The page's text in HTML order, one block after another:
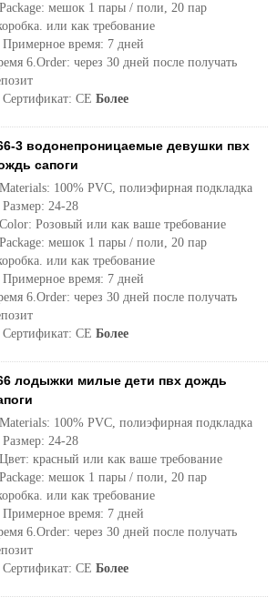
мешок 1 пары / поли, 20 пар
или как требование
Примерное время: 7 дней
6.Order: через 30 дней после получать
Сертификат: CE Более
3 водонепроницаемые девушки пвх
сапоги
100% PVC, полиэфирная подкладка
Размер: 24-28
Розовый или как ваше требование
мешок 1 пары / поли, 20 пар
или как требование
Примерное время: 7 дней
6.Order: через 30 дней после получать
Сертификат: CE Более
лодыжки милые дети пвх дождь
100% PVC, полиэфирная подкладка
Размер: 24-28
красный или как ваше требование
мешок 1 пары / поли, 20 пар
или как требование
Примерное время: 7 дней
6.Order: через 30 дней после получать
Сертификат: CE Более